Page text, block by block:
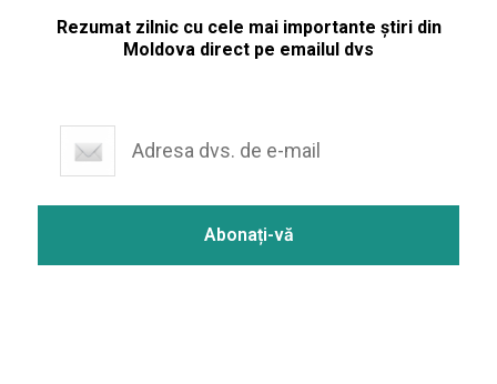
Rezumat zilnic cu cele mai importante știri din
Moldova direct pe emailul dvs